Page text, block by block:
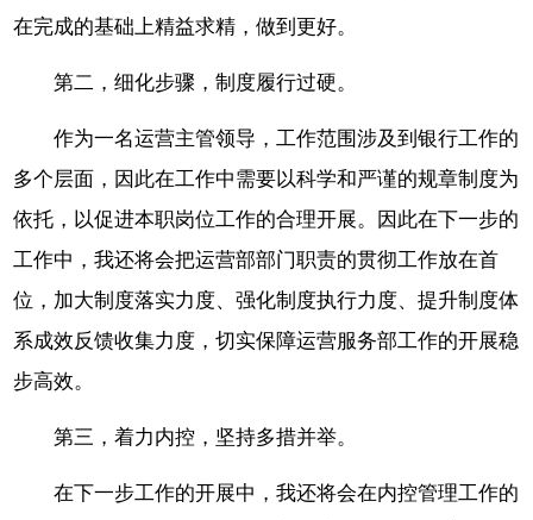
在完成的基础上精益求精，做到更好。
第二，细化步骤，制度履行过硬。
作为一名运营主管领导，工作范围涉及到银行工作的
多个层面，因此在工作中需要以科学和严谨的规章制度为
依托，以促进本职岗位工作的合理开展。因此在下一步的
工作中，我还将会把运营部部门职责的贯彻工作放在首
位，加大制度落实力度、强化制度执行力度、提升制度体
系成效反馈收集力度，切实保障运营服务部工作的开展稳
步高效。
第三，着力内控，坚持多措并举。
在下一步工作的开展中，我还将会在内控管理工作的